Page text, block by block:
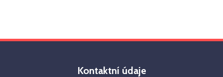
Kontaktní údaje